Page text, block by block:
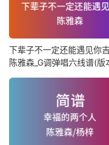
下辈子不一定还能遇见你吉
陈雅森_G调弹唱六线谱(版